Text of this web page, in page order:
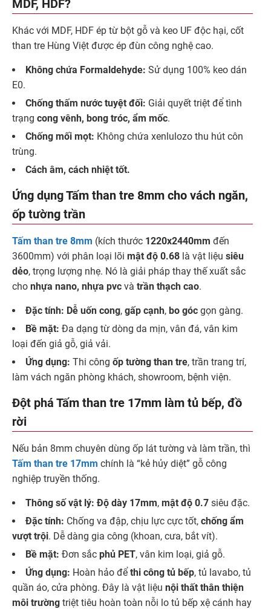
MDF, HDF?
Khác với MDF, HDF ép từ bột gỗ và keo UF độc hại, cốt
than tre Hùng Việt được ép đùn công nghệ cao.
Không chứa Formaldehyde: Sử dụng 100% keo dán
E0.
Chống thấm nước tuyệt đối: Giải quyết triệt để tình
trạng cong vênh, bong tróc, ẩm mốc.
Chống mối mọt: Không chứa xenlulozo thu hút côn
trùng.
Cách âm, cách nhiệt tốt.
Ứng dụng Tấm than tre 8mm cho vách ngăn,
ốp tường trần
Tấm than tre 8mm (kích thước 1220x2440mm đến
3600mm) với phân loại lõi mật độ 0.68 là vật liệu siêu
dẻo, trọng lượng nhẹ. Nó là giải pháp thay thế xuất sắc
cho nhựa nano, nhựa pvc và trần thạch cao.
Đặc tính: Dễ uốn cong, gấp cạnh, bo góc gọn gàng.
Bề mặt: Đa dạng từ dòng da mịn, vân đá, vân kim
loại đến giả gỗ, giả vải.
Ứng dụng: Thi công ốp tường than tre, trần trang trí,
làm vách ngăn phòng khách, showroom, bệnh viện.
Đột phá Tấm than tre 17mm làm tủ bếp, đồ
rời
Nếu bản 8mm chuyên dùng ốp lát tường và làm trần, thì
Tấm than tre 17mm chính là “kẻ hủy diệt” gỗ công
nghiệp truyền thống.
Thông số vật lý: Độ dày 17mm, mật độ 0.7 siêu đặc.
Đặc tính: Chống va đập, chịu lực cực tốt, chống ẩm
vượt trội. Dễ dàng gia công (khoan, cưa, bắt vít).
Bề mặt: Đơn sắc phủ PET, vân kim loại, giả gỗ.
Ứng dụng: Hoàn hảo để thi công tủ bếp, tủ lavabo, tủ
quần áo, cửa phòng. Đây là vật liệu nội thất thân thiện
môi trường triệt tiêu hoàn toàn nỗi lo tủ bếp xệ cánh hay